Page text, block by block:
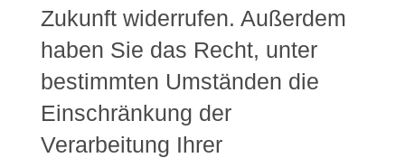
Zukunft widerrufen. Außerdem
haben Sie das Recht, unter
bestimmten Umständen die
Einschränkung der
Verarbeitung Ihrer